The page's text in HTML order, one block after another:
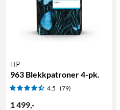
HP
963 Blekkpatroner 4-pk.
4.5 (79)
1 499,-